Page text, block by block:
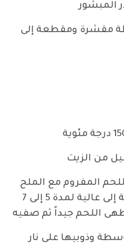
مقشرة ومقطعة إلى
من الزيت
المفروم مع الملح
والفلفل على نار متوسطة إلى عالية لمدة 5 إلى 7
اللحم جيداً ثم صفيه
وذوبيها على نار